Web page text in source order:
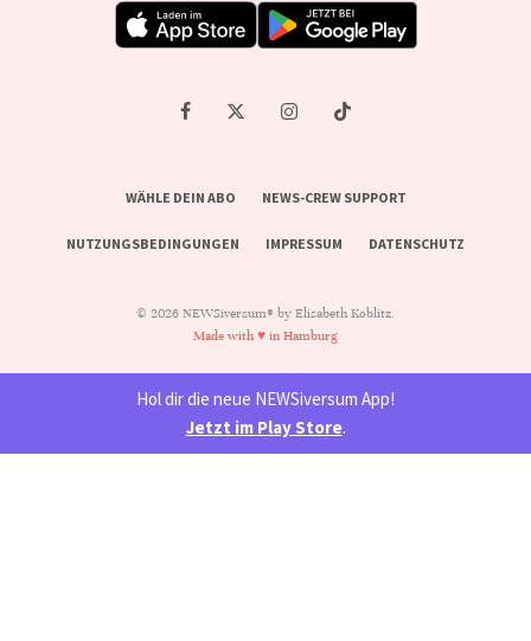
WÄHLE DEIN ABO NEWS-CREW SUPPORT
NUTZUNGSBEDINGUNGEN IMPRESSUM DATENSCHUTZ
© 2026 NEWSiversum® by Elisabeth Koblitz.
Made with ♥ in Hamburg
Hol dir die neue NEWSiversum App!
Jetzt im Play Store.